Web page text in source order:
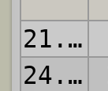
21.08.1977
24.08.1977